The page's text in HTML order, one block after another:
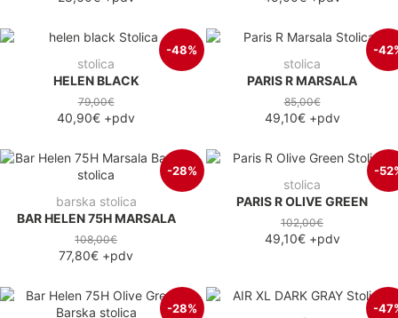
-48%
stolica
HELEN BLACK
79,00€
40,90€ +pdv
-
stolica
PARIS R MARSALA
85,00€
49,10€+pdv
-28%
barska stolica
BAR HELEN 75H MARSALA
108,00€
77,80€ +pdv
-
stolica
PARIS R OLIVE GREEN
102,00€
49,10€+pdv
-28% -